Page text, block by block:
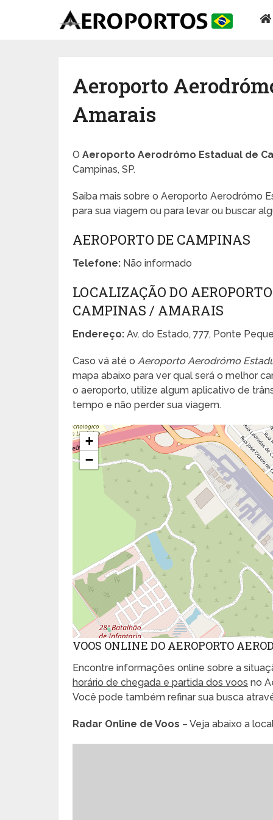
Aeroporto
Amarais
OAeroporto Aerodrómo Estadual de
Campinas, SP.
Saiba mais sobre o Aeroporto Aerodrómo
para sua viagem ou para levar ou buscar
AEROPORTO DE CAMPINAS
Telefone: Não informado
LOCALIZAÇÃO DO
CAMPINAS / AMARAIS
Endereço: Av. do Estado, 777, Ponte
Caso vá até o Aeroporto Aerodrómo
mapa abaixo para ver qual será o melhor
o aeroporto, utilize algum aplicativo de
tempo e não perder sua viagem.
+
−
VOOS ONLINE DO AEROPORTO
Encontre informações online sobre a
horário de chegada e partida dos voos no
Você pode também refinar sua busca
Radar Online de Voos – Veja abaixo a